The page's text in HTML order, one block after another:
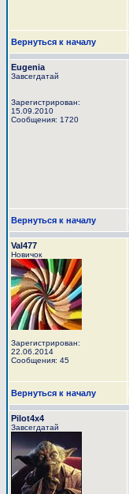
Вернуться к началу
Eugenia
Завсегдатай
Зарегистрирован:
15.09.2010
Сообщения: 1720
Вернуться к началу
Val477
Новичок
Зарегистрирован:
22.06.2014
Сообщения: 45
Вернуться к началу
Pilot4x4
Завсегдатай